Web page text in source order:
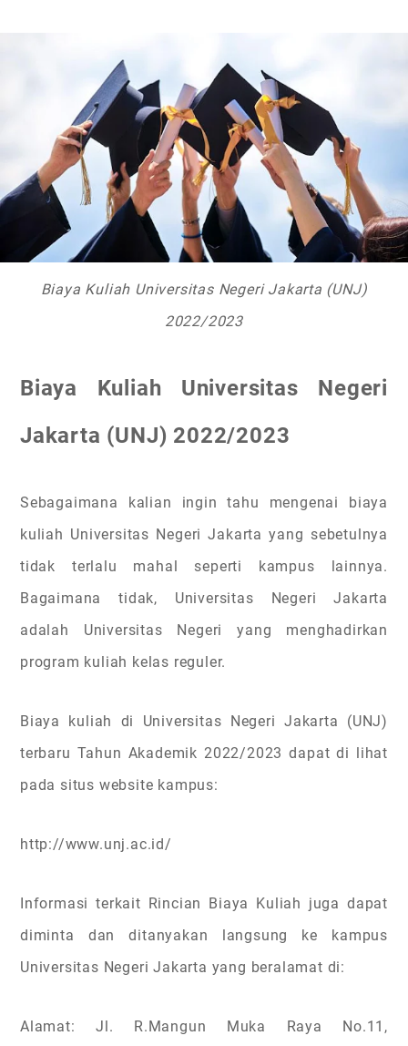
Biaya Kuliah Universitas Negeri Jakarta (UNJ)
2022/2023
Biaya Kuliah Universitas Negeri
Jakarta (UNJ) 2022/2023
Sebagaimana kalian ingin tahu mengenai biaya
kuliah Universitas Negeri Jakarta yang sebetulnya
tidak terlalu mahal seperti kampus lainnya.
Bagaimana tidak, Universitas Negeri Jakarta
adalah Universitas Negeri yang menghadirkan
program kuliah kelas reguler.
Biaya kuliah di Universitas Negeri Jakarta (UNJ)
terbaru Tahun Akademik 2022/2023 dapat di lihat
pada situs website kampus:
http://www.unj.ac.id/
Informasi terkait Rincian Biaya Kuliah juga dapat
diminta dan ditanyakan langsung ke kampus
Universitas Negeri Jakarta yang beralamat di:
Alamat: Jl. R.Mangun Muka Raya No.11,